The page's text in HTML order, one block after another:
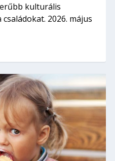
kulturális
2026. május